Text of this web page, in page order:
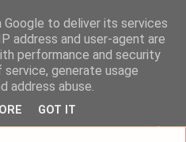
to deliver its services
address and user-agent are
performance and security
generate usage
address abuse.
GOT IT